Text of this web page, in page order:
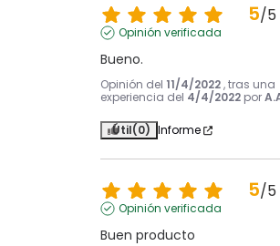
5/5
Opinión verificada
Bueno.
Opinión del 11/4/2022 , tras una
experiencia del 4/4/2022 por
Útil(0) Informe
5/5
Opinión verificada
Buen producto